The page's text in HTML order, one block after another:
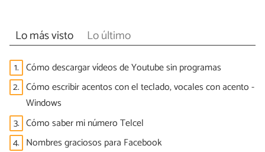
Lo más visto Lo último
1. Cómo descargar vídeos de Youtube sin programas
2. Cómo escribir acentos con el teclado, vocales con acento -
Windows
3. Cómo saber mi número Telcel
4. Nombres graciosos para Facebook